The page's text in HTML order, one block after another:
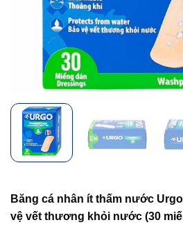
Băng cá nhân ít thấm nước
vệ vết thương khỏi nước (30